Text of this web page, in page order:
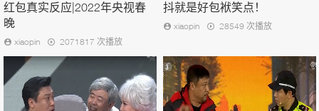
红包真实反应|2022年央视春
晚
xiaopin 2071817 次播放
抖就是好包袱笑点！
xiaopin 28549 次播放